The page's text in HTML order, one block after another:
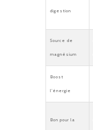
digestion
Source de
magnésium
Boost
l’énergie
Bon pour la